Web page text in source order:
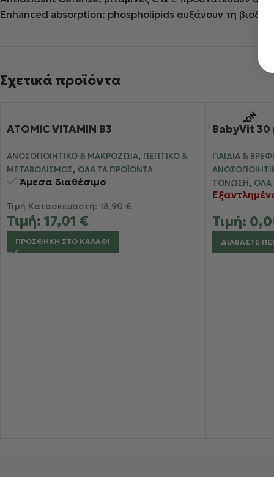
Enhanced absorption: phospholipids αυξάνουν τη
Σχετικά προϊόντα
ATOMIC VITAMIN B3
ΑΝΟΣΟΠΟΙΗΤΙΚΌ & ΜΑΚΡΟΖΩΊΑ, ΠΕΠΤΙΚΌ &
ΜΕΤΑΒΟΛΙΣΜΌΣ, ΌΛΑ ΤΑ ΠΡΟΪΌΝΤΑ
Άμεσα διαθέσιμο
Τιμή Κατασκευαστή: 18,90 €
Τιμή: 17,01 €
ΠΡΟΣΘΉΚΗ ΣΤΟ ΚΑΛΆΘΙ
BabyVit 30
ΠΑΙΔΙΆ &
ΤΌΝΩΣΗ, ΌΛΑ
Τιμή:
ΔΙΑΒΆΣΤΕ